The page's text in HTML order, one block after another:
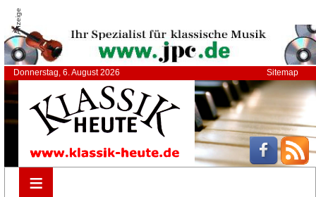
Anzeige
Donnerstag, 6. August 2026 Sitemap
≡
≡